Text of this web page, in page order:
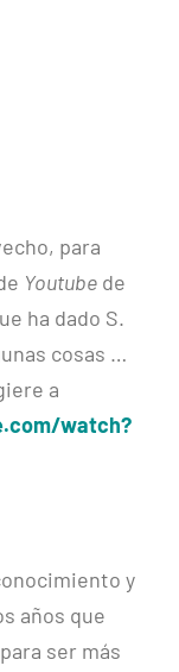
para
Youtube de
ha dado S.
cosas …
a
watch?
y
años que
ser más